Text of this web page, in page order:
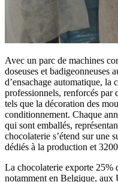
Avec un parc de machines
doseuses et badigeonneuses
d’ensachage automatique,
professionnels, renforcés par
tels que la décoration des
conditionnement. Chaque
qui sont emballés,
chocolaterie s’étend sur une
dédiés à la production et
La chocolaterie exporte 25%
notamment en Belgique, aux